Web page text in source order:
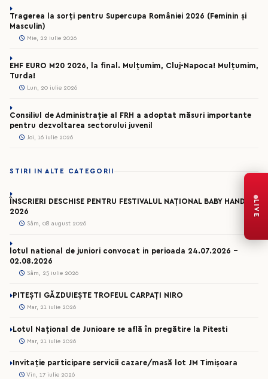
Tragerea la sorți pentru Supercupa României 2026 (Feminin și
Masculin)
Mie, 22 iulie 2026
EHF EURO M20 2026, la final. Mulțumim, Cluj-Napoca! Mulțumim,
Turda!
Lun, 20 iulie 2026
Consiliul de Administrație al FRH a adoptat măsuri importante
pentru dezvoltarea sectorului juvenil
Joi, 16 iulie 2026
STIRI IN ALTE CATEGORII
ÎNSCRIERI DESCHISE PENTRU FESTIVALUL NAȚIONAL BABY HANDBAL
2026
Sâm, 08 august 2026
lotul national de juniori convocat in perioada 24.07.2026 –
02.08.2026
Sâm, 25 iulie 2026
PITEȘTI GĂZDUIEȘTE TROFEUL CARPAȚI NIRO
Mar, 21 iulie 2026
Lotul Național de Junioare se află în pregătire la Pitesti
Mar, 21 iulie 2026
Invitație participare servicii cazare/masă lot JM Timișoara
Vin, 17 iulie 2026
LIVE